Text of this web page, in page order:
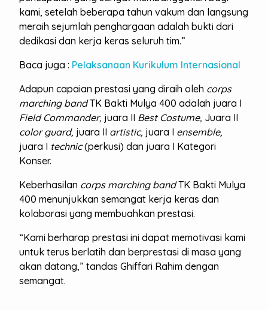
kami, setelah beberapa tahun vakum dan langsung
meraih sejumlah penghargaan adalah bukti dari
dedikasi dan kerja keras seluruh tim.”
Baca juga : Pelaksanaan Kurikulum Internasional
Adapun capaian prestasi yang diraih oleh corps
marching bandTK Bakti Mulya 400 adalah juara I
Field Commander, juara II Best Costume, Juara II
color guard, juara II artistic, juara I ensemble,
juara I technic(perkusi) dan juara I Kategori
Konser.
Keberhasilan corps marching bandTK Bakti Mulya
400 menunjukkan semangat kerja keras dan
kolaborasi yang membuahkan prestasi.
“Kami berharap prestasi ini dapat memotivasi kami
untuk terus berlatih dan berprestasi di masa yang
akan datang,” tandas Ghiffari Rahim dengan
semangat.